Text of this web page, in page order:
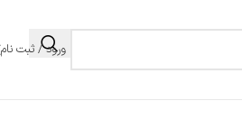
ورود / ثبت نام